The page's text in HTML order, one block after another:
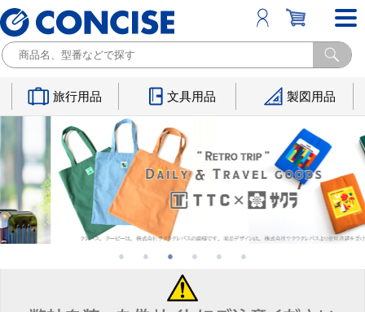
旅行用品 文具用品 製図用品